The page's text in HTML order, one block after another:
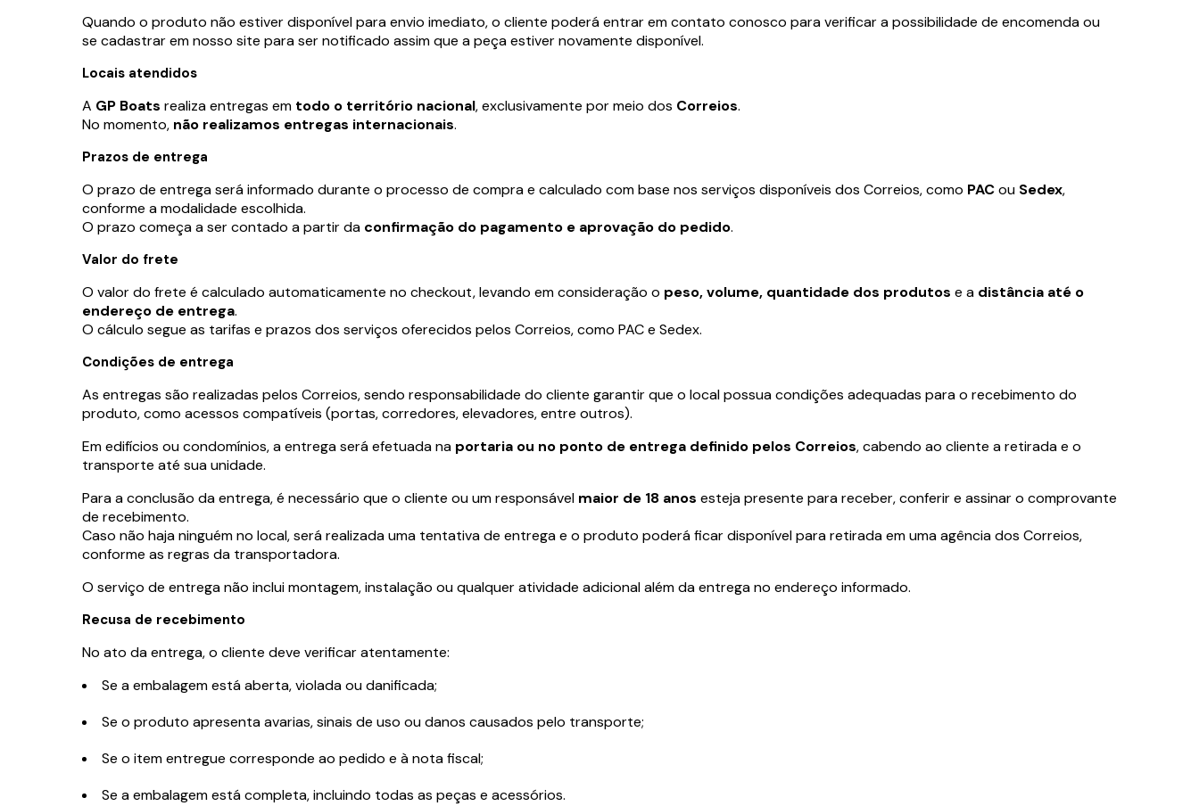
Quando o produto não estiver disponível para envio imediato, o cliente poderá entrar em contato conosco para verificar a possibilidade de encomenda ou
se cadastrar em nosso site para ser notificado assim que a peça estiver novamente disponível.
Locais atendidos
A GP Boats realiza entregas em todo o território nacional, exclusivamente por meio dos Correios.
No momento, não realizamos entregas internacionais.
Prazos de entrega
O prazo de entrega será informado durante o processo de compra e calculado com base nos serviços disponíveis dos Correios, como PACou Sedex,
conforme a modalidade escolhida.
O prazo começa a ser contado a partir da confirmação do pagamento e aprovação do pedido.
Valor do frete
O valor do frete é calculado automaticamente no checkout, levando em consideração o peso, volume, quantidade dos produtos e a distância até o
endereço de entrega.
O cálculo segue as tarifas e prazos dos serviços oferecidos pelos Correios, como PAC e Sedex.
Condições de entrega
As entregas são realizadas pelos Correios, sendo responsabilidade do cliente garantir que o local possua condições adequadas para o recebimento do
produto, como acessos compatíveis (portas, corredores, elevadores, entre outros).
Em edifícios ou condomínios, a entrega será efetuada na portaria ou no ponto de entrega definido pelos Correios, cabendo ao cliente a retirada e o
transporte até sua unidade.
Para a conclusão da entrega, é necessário que o cliente ou um responsável maior de 18 anos esteja presente para receber, conferir e assinar o comprovante
de recebimento.
Caso não haja ninguém no local, será realizada uma tentativa de entrega e o produto poderá ficar disponível para retirada em uma agência dos Correios,
conforme as regras da transportadora.
O serviço de entrega não inclui montagem, instalação ou qualquer atividade adicional além da entrega no endereço informado.
Recusa de recebimento
No ato da entrega, o cliente deve verificar atentamente:
Se a embalagem está aberta, violada ou danificada;
Se o produto apresenta avarias, sinais de uso ou danos causados pelo transporte;
Se o item entregue corresponde ao pedido e à nota fiscal;
Se a embalagem está completa, incluindo todas as peças e acessórios.